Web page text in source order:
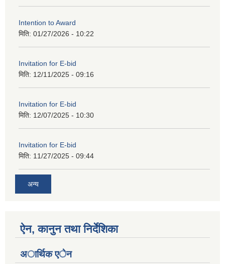
Intention to Award
मिति: 01/27/2026 - 10:22
Invitation for E-bid
मिति: 12/11/2025 - 09:16
Invitation for E-bid
मिति: 12/07/2025 - 10:30
Invitation for E-bid
मिति: 11/27/2025 - 09:44
अन्य
ऐन, कानुन तथा निर्देशिका
अार्थिक एेन